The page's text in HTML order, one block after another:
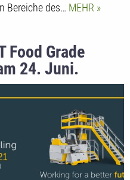
Bereiche des… MEHR
Food Grade
24. Juni.